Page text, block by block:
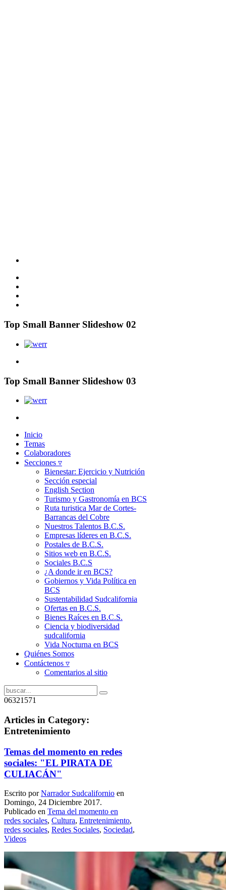
Top Small Banner Slideshow 02
Top Small Banner Slideshow 03
Inicio
Temas
Colaboradores
Secciones ▿
Bienestar: Ejercicio y Nutrición
Sección especial
English Section
Turismo y Gastronomía en BCS
Ruta turistica Mar de Cortes-
Barrancas del Cobre
Nuestros Talentos B.C.S.
Empresas líderes en B.C.S.
Postales de B.C.S.
Sitios web en B.C.S.
Sociales B.C.S
¿A donde ir en BCS?
Gobiernos y Vida Política en
BCS
Sustentabilidad Sudcalifornia
Ofertas en B.C.S.
Bienes Raíces en B.C.S.
Ciencia y biodiversidad
sudcalifornia
Vida Nocturna en BCS
Quiénes Somos
Contáctenos ▿
Comentarios al sitio
06321571
Articles in Category:
Entretenimiento
Temas del momento en redes
sociales: "EL PIRATA DE
CULIACÁN"
Escrito porNarrador Sudcalifornio en
Domingo, 24 Diciembre 2017.
Publicado en Tema del momento en
redes sociales, Cultura, Entretenimiento,
redes sociales, Redes Sociales, Sociedad,
Videos